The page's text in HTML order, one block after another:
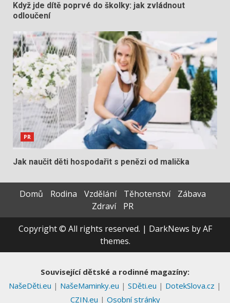
Když jde dítě poprvé do školky: jak zvládnout
odloučení
PR
Jak naučit děti hospodařit s penězi od malička
Domů Rodina Vzdělání Těhotenství
Zábava
Zdraví
PR
Copyright © All rights reserved. | DarkNews by AF
themes.
Související dětské a rodinné magazíny:
NašeDěti.eu | NašeMaminky.eu | SDěti.eu | DotekSlova.cz |
CZIN.eu | Osobní stránky